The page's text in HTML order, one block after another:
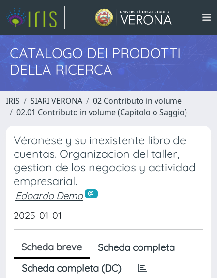
CATALOGO DEI PRODOTTI
DELLA RICERCA
IRIS SIARI VERONA
02 Contributo in volume
02.01 Contributo in volume (Capitolo o Saggio)
Véronese y su inexistente libro de
cuentas. Organizacion del taller,
gestion de los negocios y actividad
empresarial.
Edoardo Demo
2025-01-01
Scheda breve
Scheda completa
Scheda completa (DC)